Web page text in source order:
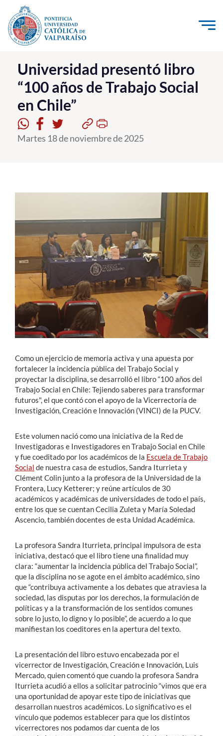
Click acá para ir directamente al contenido
La Universidad
Investigación, Creación e Innovación
PUCV Internacional
Vinculación con el Medio
Formación Continua
Estudiantes
Académicos
Funcionarios
Alumni
Universidad presentó libro
“100 años de Trabajo Social
en Chile”
Martes 18 de noviembre de 2025
Como un ejercicio de memoria activa y una apuesta por
fortalecer la incidencia pública del Trabajo Social y
proyectar la disciplina, se desarrolló el libro “100 años del
Trabajo Social en Chile: Tejiendo saberes para transformar
futuros", el que contó con el apoyo de la Vicerrectoría de
Investigación, Creación e Innovación (VINCI) de la PUCV.
Este volumen nació como una iniciativa de la Red de
Investigadoras e Investigadores en Trabajo Social en Chile
y fue coeditado por los académicos de la Escuela de Trabajo
Social de nuestra casa de estudios, Sandra Iturrieta y
Clément Colin junto a la profesora de la Universidad de la
Frontera, Lucy Ketterer; y reúne artículos de 30
académicos y académicas de universidades de todo el país,
entre los que se cuentan Cecilia Zuleta y María Soledad
Ascencio, también docentes de esta Unidad Académica.
La profesora Sandra Iturrieta, principal impulsora de esta
iniciativa, destacó que el libro tiene una finalidad muy
clara: “aumentar la incidencia pública del Trabajo Social”,
que la disciplina no se agote en el ámbito académico, sino
que “contribuya activamente a los debates que atraviesa la
sociedad, las disputas por los derechos, la formulación de
políticas y a la transformación de los sentidos comunes
sobre lo justo, lo digno y lo posible”, de acuerdo a lo que
manifiestan los coeditores en la apertura del texto.
La presentación del libro estuvo encabezada por el
vicerrector de Investigación, Creación e Innovación, Luis
Mercado, quien comentó que cuando la profesora Sandra
Iturrieta acudió a ellos a solicitar patrocinio “vimos que era
una oportunidad de apoyar este tipo de iniciativas que
desarrollan nuestros académicos. Lo significativo es el
vínculo que podemos establecer para que los distintos
vicerrectores nos podamos dar cuenta de los